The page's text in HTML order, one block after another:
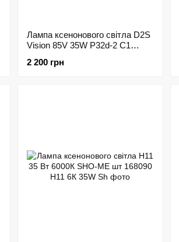
Лампа ксенонового світла D2S
Vision 85V 35W P32d-2 C1
2 200 грн